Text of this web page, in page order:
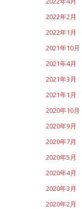
2022年2月
2022年1月
2021年10月
2021年4月
2021年3月
2021年1月
2020年10月
2020年9月
2020年7月
2020年5月
2020年4月
2020年3月
2020年2月